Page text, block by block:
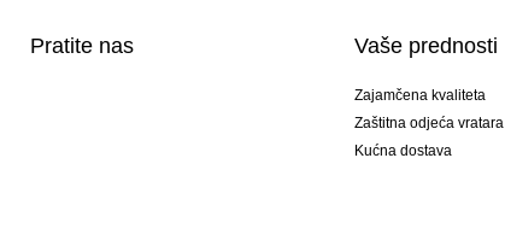
Pratite nas Vaše prednosti
Zajamčena kvaliteta
Zaštitna odjeća vratara
Kućna dostava